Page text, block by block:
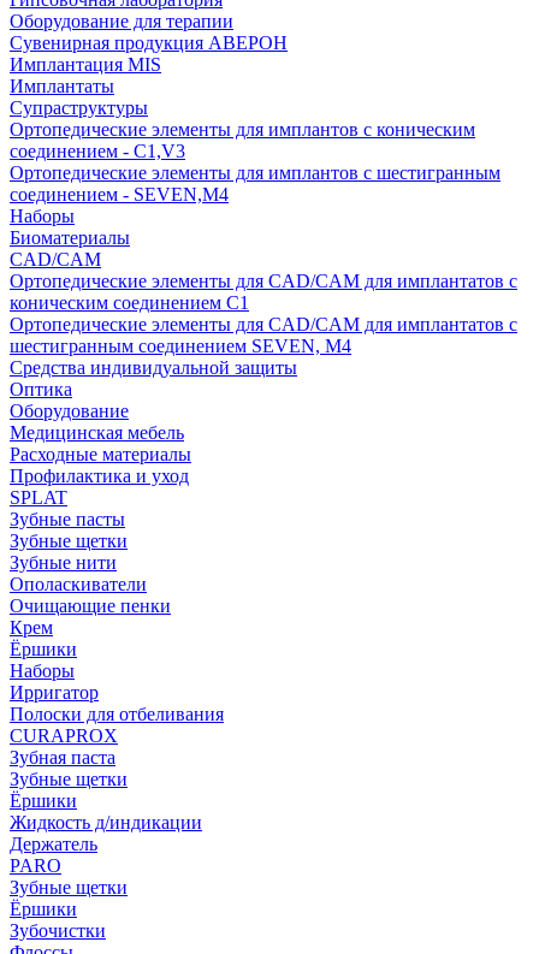
Оборудование для терапии
Сувенирная продукция АВЕРОН
Имплантация MIS
Имплантаты
Супраструктуры
Ортопедические элементы для имплантов с коническим
соединением - C1,V3
Ортопедические элементы для имплантов с шестигранным
соединением - SEVEN,M4
Наборы
Биоматериалы
CAD/CAM
Ортопедические элементы для CAD/CAM для имплантатов с
коническим соединением С1
Ортопедические элементы для CAD/CAM для имплантатов с
шестигранным соединением SEVEN, М4
Средства индивидуальной защиты
Оптика
Оборудование
Медицинская мебель
Расходные материалы
Профилактика и уход
SPLAT
Зубные пасты
Зубные щетки
Зубные нити
Ополаскиватели
Очищающие пенки
Крем
Ёршики
Наборы
Ирригатор
Полоски для отбеливания
CURAPROX
Зубная паста
Зубные щетки
Ёршики
Жидкость д/индикации
Держатель
PARO
Зубные щетки
Ёршики
Зубочистки